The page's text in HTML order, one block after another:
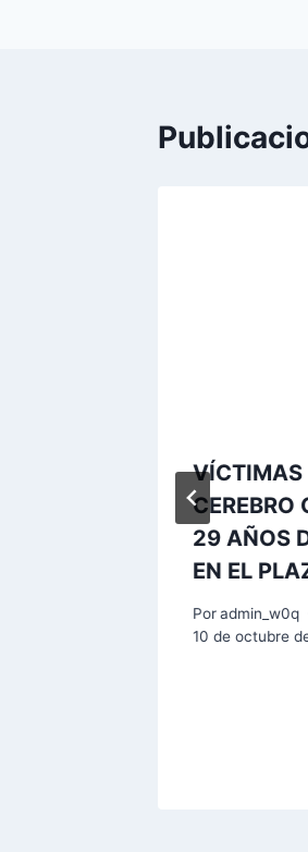
VÍCTIMAS
CEREBRO
29 AÑOS
EN EL
Poradmin_w0q
10 de octubre